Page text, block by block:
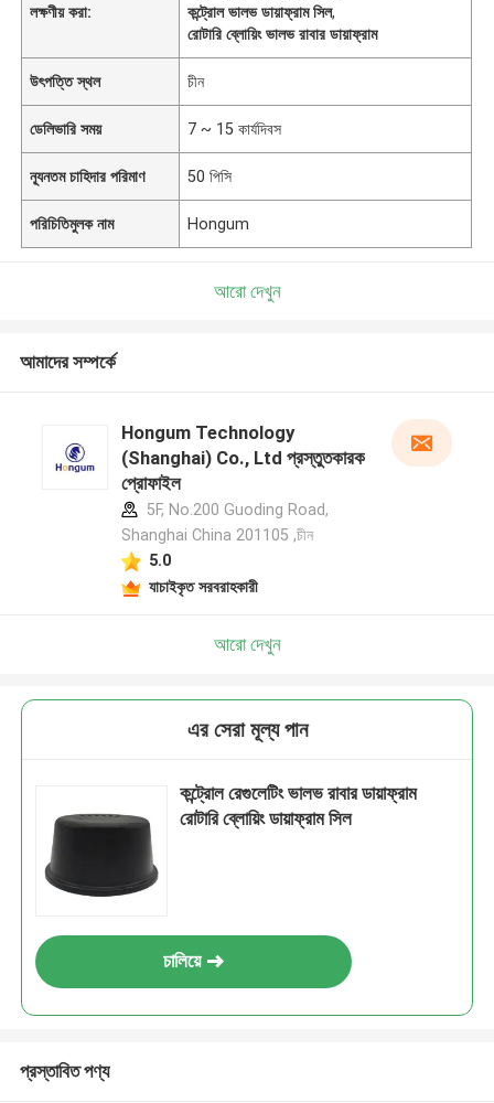
লক্ষণীয় করা:
কন্ট্রোল ভালভ ডায়াফ্রাম সিল,
রোটারি ব্লোয়িং ভালভ রাবার ডায়াফ্রাম
উৎপত্তি স্থল চীন
ডেলিভারি সময় 7 ~ 15 কার্যদিবস
ন্যূনতম চাহিদার পরিমাণ 50 পিসি
পরিচিতিমুলক নাম Hongum
আরো দেখুন
আমাদের সম্পর্কে
Hongum Technology
(Shanghai) Co., Ltd প্রস্তুতকারক
প্রোফাইল
5F, No.200 Guoding Road,
Shanghai China 201105 ,চীন
5.0
যাচাইকৃত সরবরাহকারী
আরো দেখুন
এর সেরা মূল্য পান
কন্ট্রোল রেগুলেটিং ভালভ রাবার ডায়াফ্রাম
রোটারি ব্লোয়িং ডায়াফ্রাম সিল
চালিয়ে
প্রস্তাবিত পণ্য